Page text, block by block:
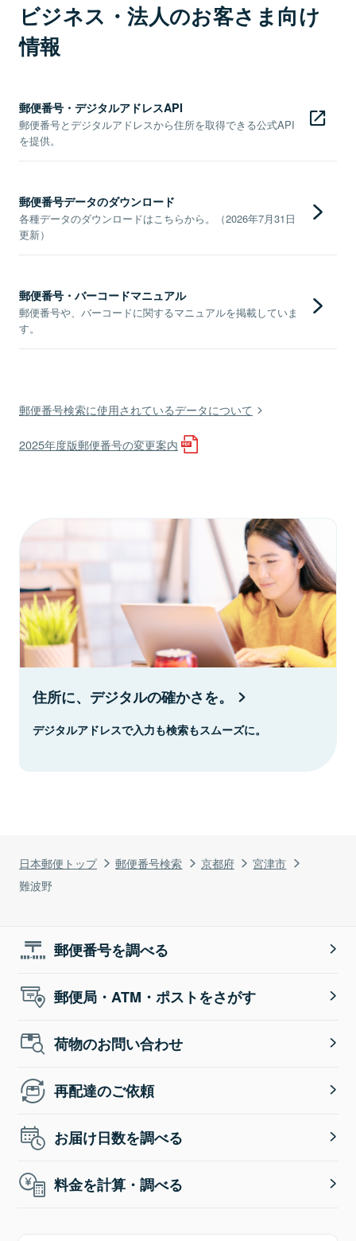
日本郵便トップ 郵便番号検索 京都府
宮津市
難波野
ビジネス・法人のお客さま向け
情報
郵便番号・デジタルアドレスAPI
郵便番号とデジタルアドレスから住所を取得できる公式API
を提供。
郵便番号データのダウンロード
各種データのダウンロードはこちらから。（2026年7月31日
更新）
郵便番号・バーコードマニュアル
郵便番号や、バーコードに関するマニュアルを掲載していま
す。
郵便番号検索に使用されているデータについて
2025年度版郵便番号の変更案内
住所に、デジタルの確かさを。
デジタルアドレスで入力も検索もスムーズに。
郵便番号を調べる
郵便局・ATM・ポストをさがす
荷物のお問い合わせ
再配達のご依頼
お届け日数を調べる
料金を計算・調べる